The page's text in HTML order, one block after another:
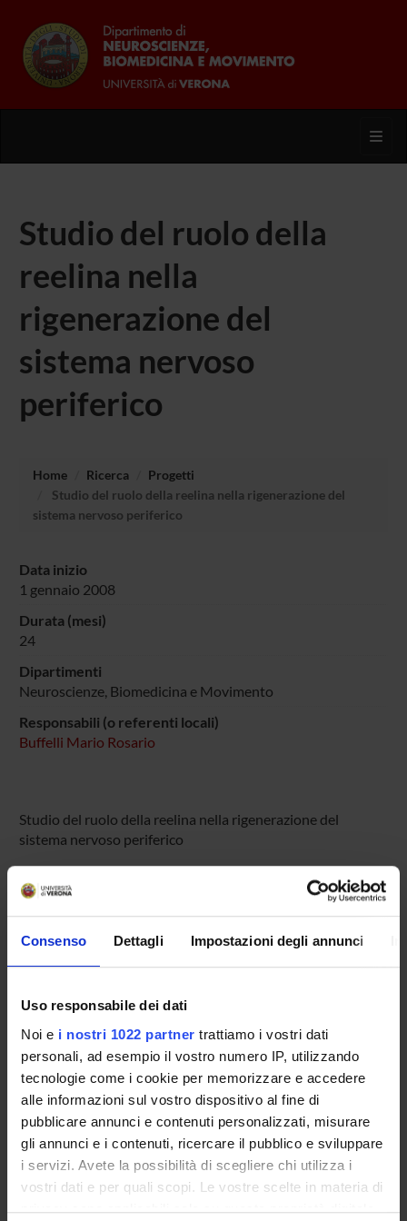
Consenso Dettagli Impostazioni degli annunci
Uso responsabile dei dati
Noi e i nostri 1022 partner trattiamo i vostri dati
personali, ad esempio il vostro numero IP, utilizzando
tecnologie come i cookie per memorizzare e accedere
alle informazioni sul vostro dispositivo al fine di
pubblicare annunci e contenuti personalizzati, misurare
gli annunci e i contenuti, ricercare il pubblico e sviluppare
i servizi. Avete la possibilità di scegliere chi utilizza i
vostri dati e per quali scopi. Le vostre scelte in materia di
privacy sono applicabili solo su questa proprietà digitale
Studio del ruolo della
reelina nella
rigenerazione del
sistema nervoso
periferico
Home Ricerca
Progetti
Studio del ruolo della reelina nella rigenerazione del
sistema nervoso periferico
Data inizio
1 gennaio 2008
Durata (mesi)
24
Dipartimenti
Neuroscienze, Biomedicina e Movimento
Responsabili (o referenti locali)
Buffelli Mario Rosario
Studio del ruolo della reelina nella rigenerazione del
sistema nervoso periferico
PARTECIPANTI AL PROGETTO
Mario Rosario Buffelli
Professore a contratto
SEZIONI
Fisiologia e Psicologia